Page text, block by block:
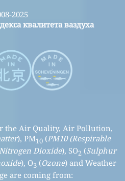
2025
квалитета ваздуха
the Air Quality, Air Pollution,
), PM10 (PM10 (Respirable
Dioxide), SO2 (Sulphur
), O3 (Ozone) and Weather
are coming from: